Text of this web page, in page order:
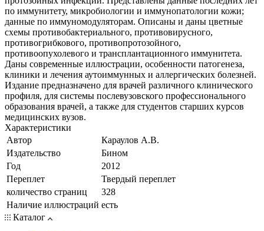
по иммунитету, микробиологии и иммунопатологии кожи;
данные по иммуномодуляторам. Описаны и даны цветные
схемы противобактериального, противовирусного,
противогрибкового, противопротозойного,
противоопухолевого и трансплантационного иммунитета.
Даны современные иллюстрации, особенности патогенеза,
клиники и лечения аутоиммунных и аллергических болезней.
Издание предназначено для врачей различного клинического
профиля, для системы послевузовского профессионального
образования врачей, а также для студентов старших курсов
медицинских вузов.
Характеристики
Автор
Караулов А.В.
Издательство
Бином
Год
2012
Переплет
Твердый переплет
количество страниц
328
Наличие иллюстраций есть
Каталог